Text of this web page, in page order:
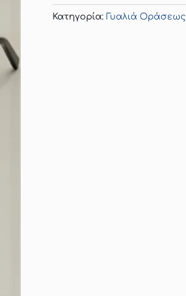
Κατηγορία: Γυαλιά Οράσεως